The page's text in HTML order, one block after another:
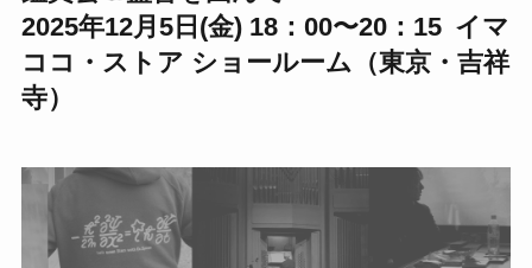
2025年12月5日(金) 18：00〜20：15 イマ
ココ・ストア ショールーム（東京・吉祥
寺）